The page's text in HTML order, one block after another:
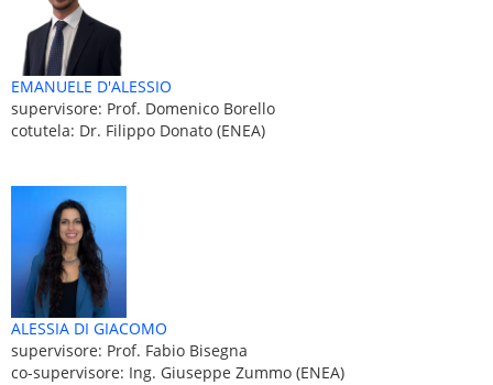
EMANUELE D'ALESSIO
supervisore: Prof. Domenico Borello
cotutela: Dr. Filippo Donato (ENEA)
ALESSIA DI GIACOMO
supervisore: Prof. Fabio Bisegna
co-supervisore: Ing. Giuseppe Zummo (ENEA)